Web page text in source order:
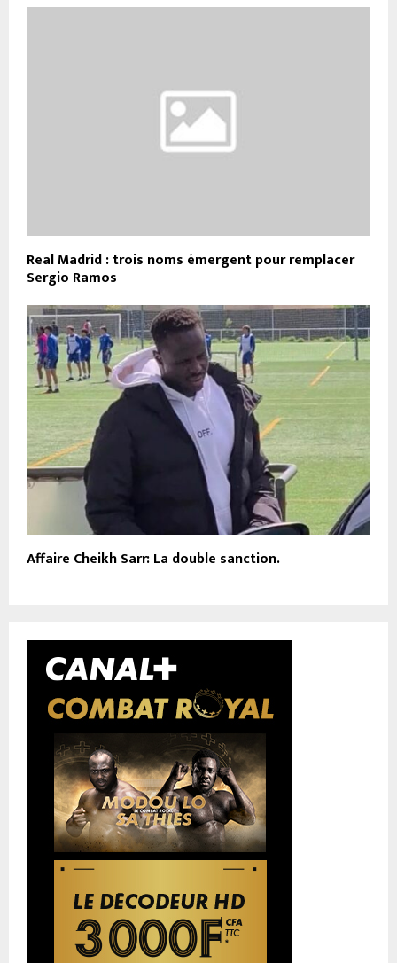
Real Madrid : trois noms émergent pour remplacer
Sergio Ramos
Affaire Cheikh Sarr: La double sanction.